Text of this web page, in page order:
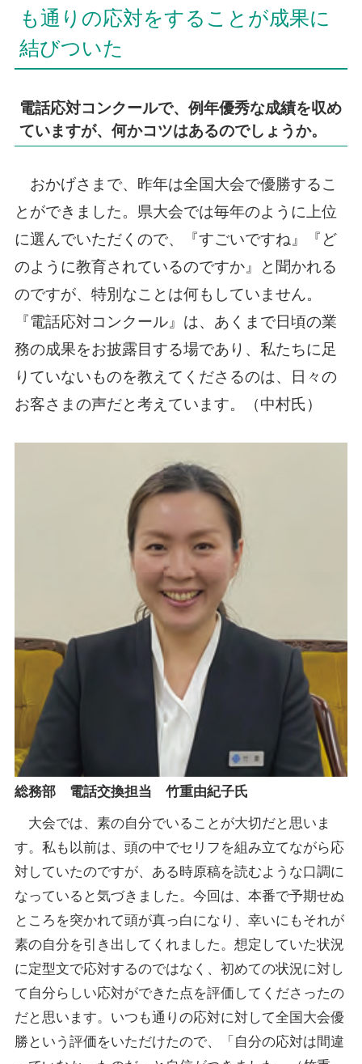
も通りの応対をすることが成果に
結びついた
電話応対コンクールで、例年優秀な成績を収め
ていますが、何かコツはあるのでしょうか。
おかげさまで、昨年は全国大会で優勝するこ
とができました。県大会では毎年のように上位
に選んでいただくので、『すごいですね』『ど
のように教育されているのですか』と聞かれる
のですが、特別なことは何もしていません。
『電話応対コンクール』は、あくまで日頃の業
務の成果をお披露目する場であり、私たちに足
りていないものを教えてくださるのは、日々の
お客さまの声だと考えています。（中村氏）
総務部 電話交換担当 竹重由紀子氏
大会では、素の自分でいることが大切だと思いま
す。私も以前は、頭の中でセリフを組み立てながら応
対していたのですが、ある時原稿を読むような口調に
なっていると気づきました。今回は、本番で予期せぬ
ところを突かれて頭が真っ白になり、幸いにもそれが
素の自分を引き出してくれました。想定していた状況
に定型文で応対するのではなく、初めての状況に対し
て自分らしい応対ができた点を評価してくださったの
だと思います。いつも通りの応対に対して全国大会優
勝という評価をいただけたので、「自分の応対は間違